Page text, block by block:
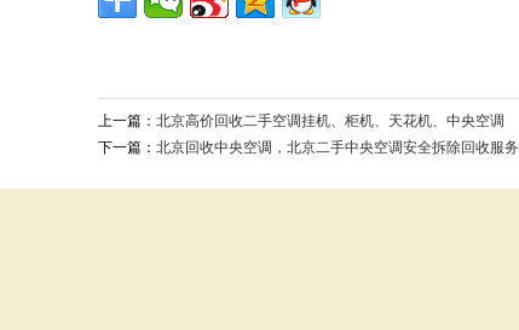
上一篇：北京高价回收二手空调挂机、柜机、天花机、中央空调
下一篇：北京回收中央空调，北京二手中央空调安全拆除回收服务